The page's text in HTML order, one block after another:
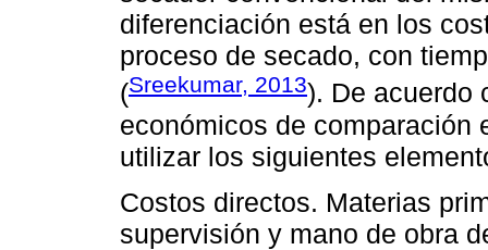
diferenciación está en los
proceso de secado, con
(Sreekumar, 2013). De acuerdo
económicos de comparación
utilizar los siguientes
Costos directos. Materias
supervisión y mano de obra